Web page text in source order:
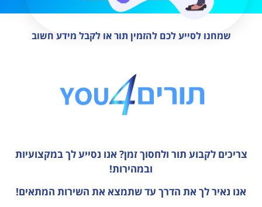
שמחנו לסייע לכם להזמין תור או לקבל מידע חשוב
צריכים לקבוע תור ולחסוך זמן? אנו נסייע לך במקצועיות
ובמהירות!
אנו נאיר לך את הדרך עד שתמצא את השירות המתאים!